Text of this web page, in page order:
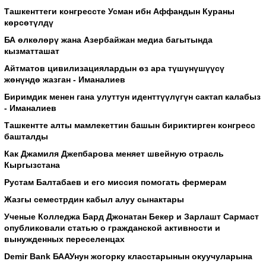
Ташкенттеги конгрессте Усман ибн Аффандын Кураны
көрсөтүлдү
БА өлкөлөрү жана Азербайжан медиа багытында
кызматташат
Айтматов цивилизациялардын өз ара түшүнүшүүсү
жөнүндө жазган - Иманалиев
Биримдик менен гана улуттун иденттүүлүгүн сактап калабыз
- Иманалиев
Ташкентте алты мамлекеттин башын бириктирген конгресс
башталды
Как Джамиля Джепбарова меняет швейную отрасль
Кыргызстана
Рустам Балтабаев и его миссия помогать фермерам
Жазгы семестрдин кабыл алуу сынактары
Ученые Колледжа Бард Джонатан Бекер и Зарлашт Сармаст
опубликовали статью о гражданской активности и
вынужденных переселенцах
Demir Bank БААУнун жогорку класстарынын окуучуларына